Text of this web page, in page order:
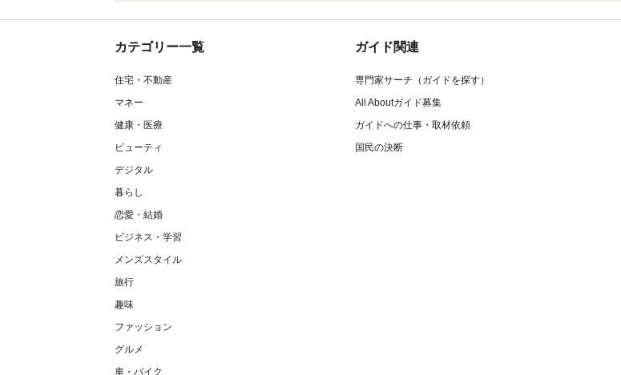
カテゴリー一覧
住宅・不動産
マネー
健康・医療
ビューティ
デジタル
暮らし
恋愛・結婚
ビジネス・学習
メンズスタイル
旅行
趣味
ファッション
グルメ
車・バイク
ガイド関連
専門家サーチ（ガイドを探す）
All Aboutガイド募集
ガイドへの仕事・取材依頼
国民の決断